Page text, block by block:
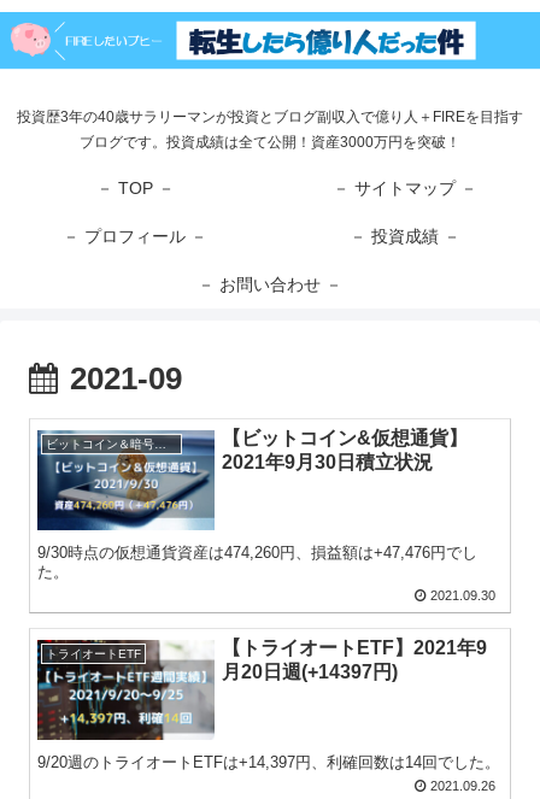
投資歴3年の40歳サラリーマンが投資とブログ副収入で億り人＋FIREを目指す
ブログです。投資成績は全て公開！資産3000万円を突破！
－ TOP － － サイトマップ －
－ プロフィール － － 投資成績 －
－ お問い合わせ －
2021-09
ビットコイン＆暗号資産
【ビットコイン&仮想通貨】
2021年9月30日積立状況
9/30時点の仮想通貨資産は474,260円、損益額は+47,476円でし
た。
2021.09.30
トライオートETF
【トライオートETF】2021年9
月20日週(+14397円)
9/20週のトライオートETFは+14,397円、利確回数は14回でした。
2021.09.26